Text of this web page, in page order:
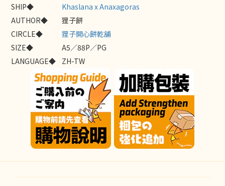
SHIP◆
Khaslana x Anaxagoras
AUTHOR◆
狸子餅
CIRCLE◆
狸子開心餅乾舖
SIZE◆
A5／88P／PG
LANGUAGE◆
ZH-TW